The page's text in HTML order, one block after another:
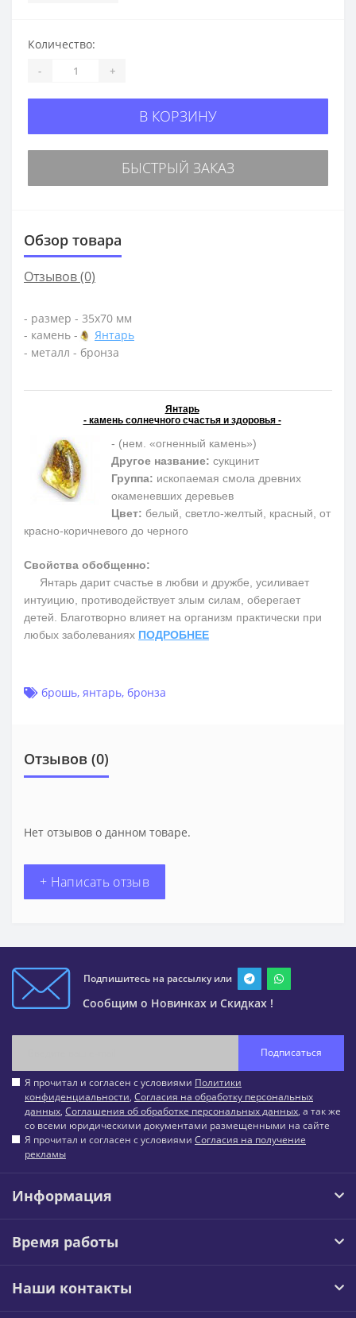
Количество:
- +
В КОРЗИНУ
БЫСТРЫЙ ЗАКАЗ
Обзор товара
Отзывов (0)
- размер - 35х70 мм
- камень -
Янтарь
- металл - бронза
Янтарь
- камень солнечного счастья и здоровья -
- (нем. «огненный камень»)
Другое название: сукцинит
Группа: ископаемая смола древних
окаменевших деревьев
Цвет: белый, светло-желтый, красный, от
красно-коричневого до черного
Свойства обобщенно:
Янтарь дарит счастье в любви и дружбе, усиливает
интуицию, противодействует злым силам, оберегает
детей. Благотворно влияет на организм практически при
любых заболеваниях ПОДРОБНЕЕ
брошь, янтарь, бронза
Отзывов (0)
Нет отзывов о данном товаре.
+ Написать отзыв
Подпишитесь на рассылку или
Сообщим о Новинках и Скидках !
Подписаться
Я прочитал и согласен с условиями Политики
конфиденциальности, Согласия на обработку персональных
данных, Соглашения об обработке персональных данных, а так же
со всеми юридическими документами размещенными на сайте
Я прочитал и согласен с условиями Согласия на получение
рекламы
Информация
Время работы
Наши контакты